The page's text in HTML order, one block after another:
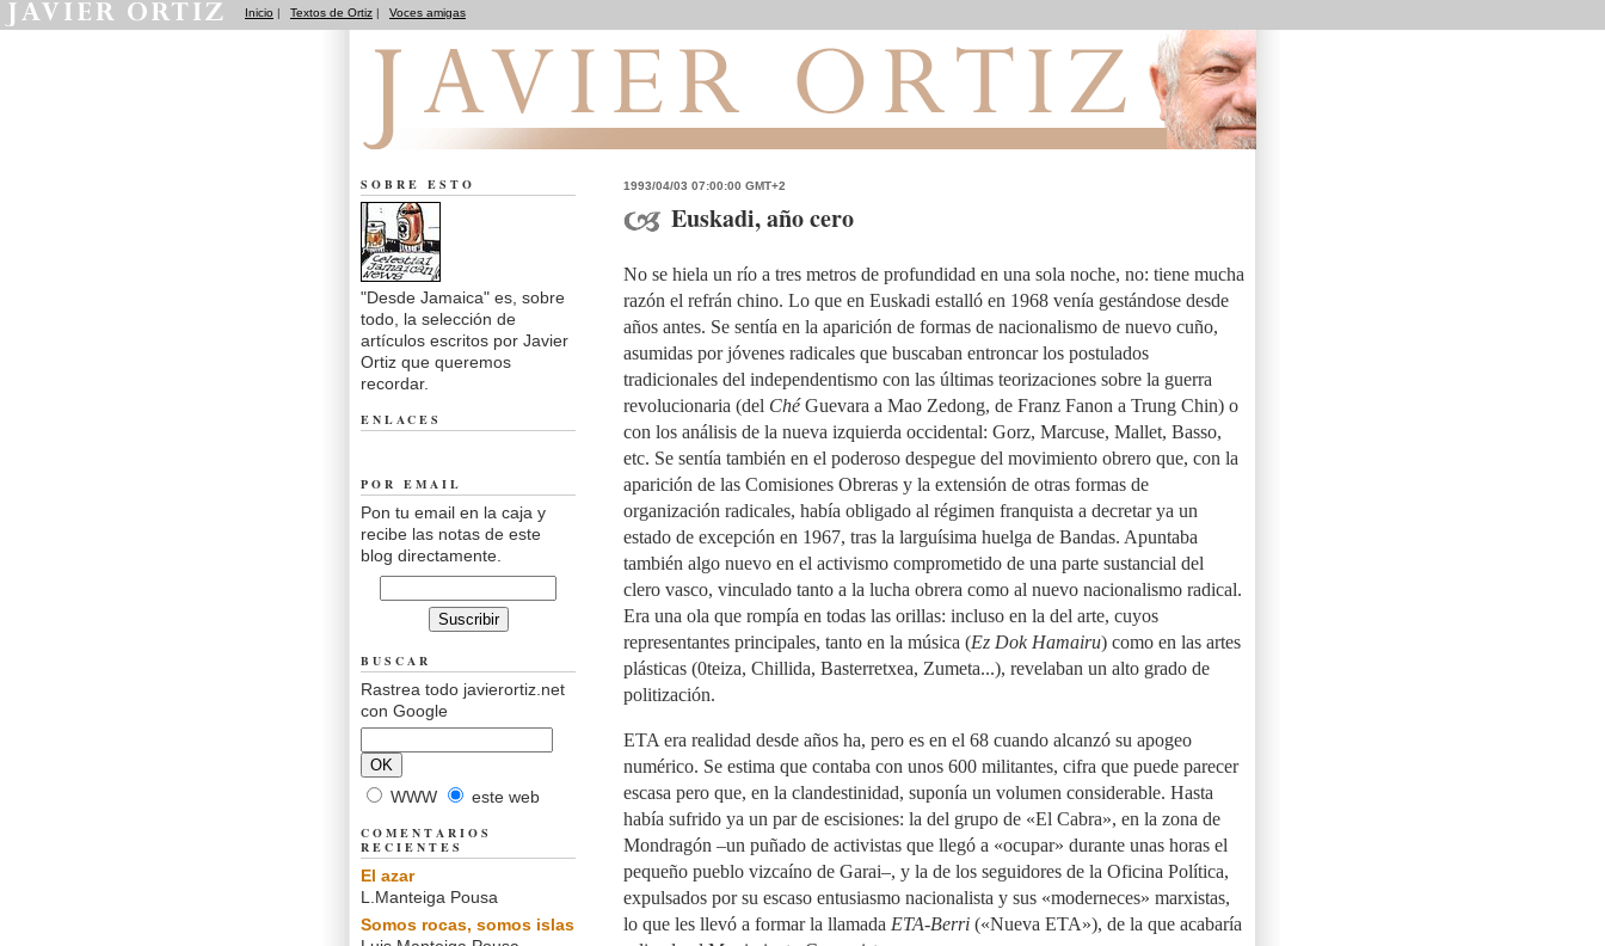
Inicio | Textos de Ortiz | Voces amigas
1993/04/03 07:00:00 GMT+2
Euskadi, año cero
No se hiela un río a tres metros de profundidad en una sola noche, no: tiene mucha
razón el refrán chino. Lo que en Euskadi estalló en 1968 venía gestándose desde
años antes. Se sentía en la aparición de formas de nacionalismo de nuevo cuño,
asumidas por jóvenes radicales que buscaban entroncar los postulados
tradicionales del independentismo con las últimas teorizaciones sobre la guerra
revolucionaria (del ChéGuevara a Mao Zedong, de Franz Fanon a Trung Chin) o
con los análisis de la nueva izquierda occidental: Gorz, Marcuse, Mallet, Basso,
etc. Se sentía también en el poderoso despegue del movimiento obrero que, con la
aparición de las Comisiones Obreras y la extensión de otras formas de
organización radicales, había obligado al régimen franquista a decretar ya un
estado de excepción en 1967, tras la larguísima huelga de Bandas. Apuntaba
también algo nuevo en el activismo comprometido de una parte sustancial del
clero vasco, vinculado tanto a la lucha obrera como al nuevo nacionalismo radical.
Era una ola que rompía en todas las orillas: incluso en la del arte, cuyos
representantes principales, tanto en la música (Ez Dok Hamairu) como en las artes
plásticas (0teiza, Chillida, Basterretxea, Zumeta...), revelaban un alto grado de
politización.
ETA era realidad desde años ha, pero es en el 68 cuando alcanzó su apogeo
numérico. Se estima que contaba con unos 600 militantes, cifra que puede parecer
escasa pero que, en la clandestinidad, suponía un volumen considerable. Hasta
había sufrido ya un par de escisiones: la del grupo de «El Cabra», en la zona de
Mondragón –un puñado de activistas que llegó a «ocupar» durante unas horas el
pequeño pueblo vizcaíno de Garai–, y la de los seguidores de la Oficina Política,
expulsados por su escaso entusiasmo nacionalista y sus «moderneces» marxistas,
lo que les llevó a formar la llamada ETA-Berri («Nueva ETA»), de la que acabaría
SOBRE ESTO
"Desde Jamaica" es, sobre
todo, la selección de
artículos escritos por Javier
Ortiz que queremos
recordar.
ENLACES
POR EMAIL
Pon tu email en la caja y
recibe las notas de este
blog directamente.
BUSCAR
Rastrea todo javierortiz.net
con Google
WWW este web
COMENTARIOS
RECIENTES
El azar
L.Manteiga Pousa
Somos rocas, somos islas